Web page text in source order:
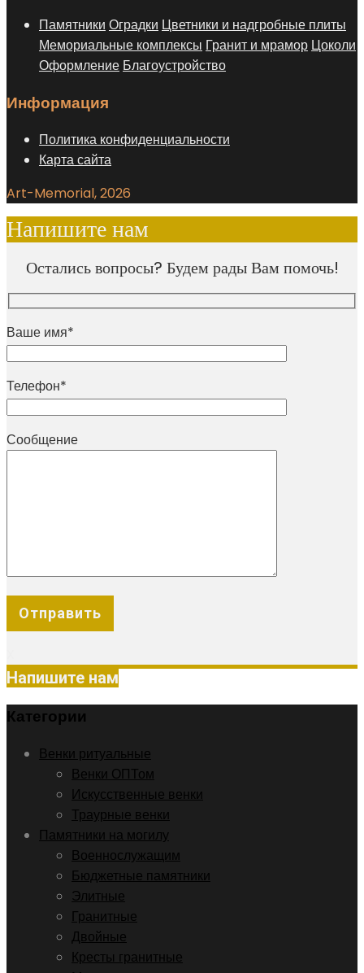
Памятники Оградки Цветники и надгробные плиты
Мемориальные комплексы Гранит и мрамор Цоколи
Оформление Благоустройство
Информация
Политика конфиденциальности
Карта сайта
Art-Memorial, 2026
Напишите нам
Остались вопросы? Будем рады Вам помочь!
Ваше имя*
Телефон*
Сообщение
Напишите нам
Категории
Венки ритуальные
Венки ОПТом
Искусственные венки
Траурные венки
Памятники на могилу
Военнослужащим
Бюджетные памятники
Элитные
Гранитные
Двойные
Кресты гранитные